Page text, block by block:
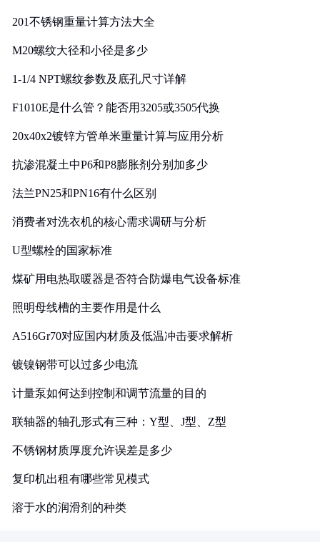
201不锈钢重量计算方法大全
M20螺纹大径和小径是多少
1-1/4 NPT螺纹参数及底孔尺寸详解
F1010E是什么管？能否用3205或3505代换
20x40x2镀锌方管单米重量计算与应用分析
抗渗混凝土中P6和P8膨胀剂分别加多少
法兰PN25和PN16有什么区别
消费者对洗衣机的核心需求调研与分析
U型螺栓的国家标准
煤矿用电热取暖器是否符合防爆电气设备标准
照明母线槽的主要作用是什么
A516Gr70对应国内材质及低温冲击要求解析
镀镍钢带可以过多少电流
计量泵如何达到控制和调节流量的目的
联轴器的轴孔形式有三种：Y型、J型、Z型
不锈钢材质厚度允许误差是多少
复印机出租有哪些常见模式
溶于水的润滑剂的种类